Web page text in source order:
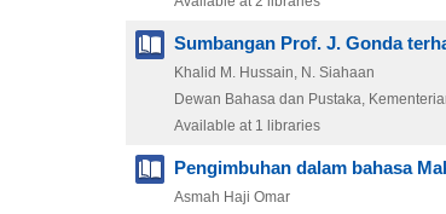
Sumbangan Prof. J. Gonda
Khalid M. Hussain, N. Siahaan
Dewan Bahasa dan Pustaka,
Available at 1 libraries
Pengimbuhan dalam bahasa
Asmah Haji Omar